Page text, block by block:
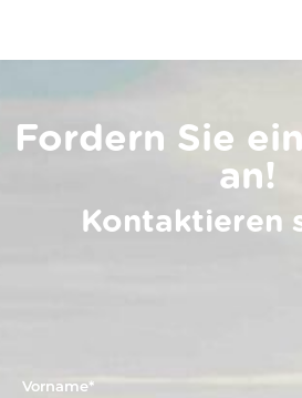
Fordern Sie
an!
Kontaktieren
Vorname*